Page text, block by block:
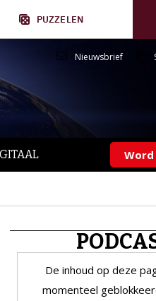
PUZZELEN
Nieuwsbrief
Word
De inhoud op deze
momenteel